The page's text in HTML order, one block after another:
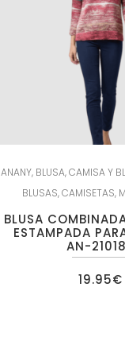
ANANY, BLUSA,CAMISA Y
BLUSAS,CAMISETAS,
BLUSA
ESTAMPADA
AN-
19.95€